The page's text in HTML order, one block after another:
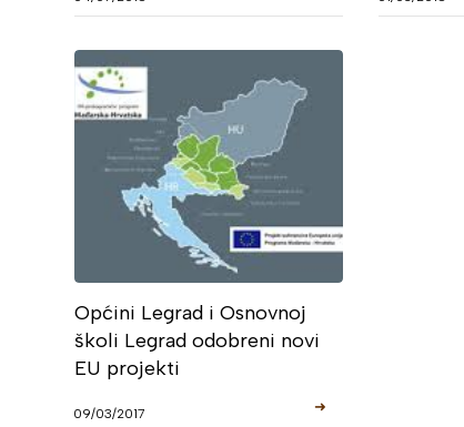
Općini Legrad i Osnovnoj
školi Legrad odobreni novi
EU projekti
09/03/2017 ➜